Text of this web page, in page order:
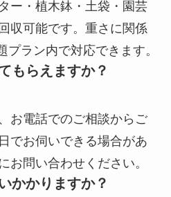
ー・植木鉢・土袋・園芸
収可能です。重さに関係
ラン内で対応できます。
もらえますか？
お電話でのご相談からご
でお伺いできる場合があ
お問い合わせください。
かかりますか？